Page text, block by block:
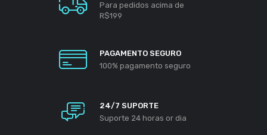
Para pedidos acima de
R$199
PAGAMENTO SEGURO
100% pagamento seguro
24/7 SUPORTE
Suporte 24 horas or dia